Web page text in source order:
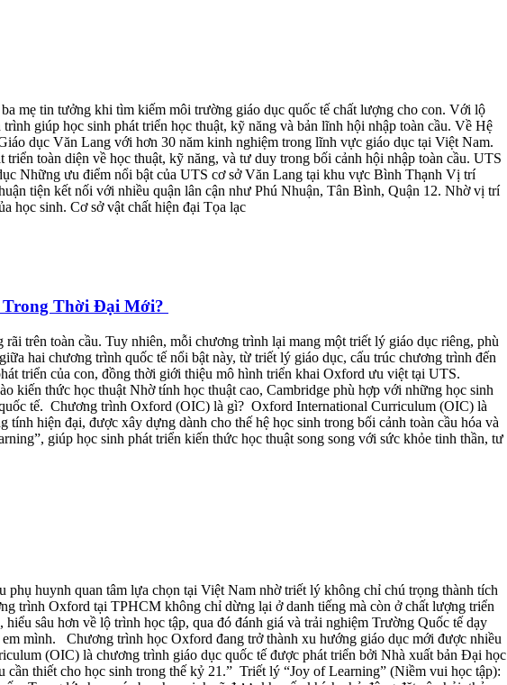
mẹ tin tưởng khi tìm kiếm môi trường giáo dục quốc tế chất lượng cho con. Với lộ
giúp học sinh phát triển học thuật, kỹ năng và bản lĩnh hội nhập toàn cầu. Về Hệ
dục Văn Lang với hơn 30 năm kinh nghiệm trong lĩnh vực giáo dục tại Việt Nam.
toàn diện về học thuật, kỹ năng, và tư duy trong bối cảnh hội nhập toàn cầu. UTS
Những ưu điểm nổi bật của UTS cơ sở Văn Lang tại khu vực Bình Thạnh Vị trí
tiện kết nối với nhiều quận lân cận như Phú Nhuận, Tân Bình, Quận 12. Nhờ vị trí
học sinh. Cơ sở vật chất hiện đại Tọa lạc
Trong Thời Đại Mới?
trên toàn cầu. Tuy nhiên, mỗi chương trình lại mang một triết lý giáo dục riêng, phù
hai chương trình quốc tế nổi bật này, từ triết lý giáo dục, cấu trúc chương trình đến
triển của con, đồng thời giới thiệu mô hình triển khai Oxford ưu việt tại UTS.
thức học thuật Nhờ tính học thuật cao, Cambridge phù hợp với những học sinh
tế. Chương trình Oxford (OIC) là gì? Oxford International Curriculum (OIC) là
hiện đại, được xây dựng dành cho thế hệ học sinh trong bối cảnh toàn cầu hóa và
giúp học sinh phát triển kiến thức học thuật song song với sức khỏe tinh thần, tư
huynh quan tâm lựa chọn tại Việt Nam nhờ triết lý không chỉ chú trọng thành tích
trình Oxford tại TPHCM không chỉ dừng lại ở danh tiếng mà còn ở chất lượng triển
sâu hơn về lộ trình học tập, qua đó đánh giá và trải nghiệm Trường Quốc tế dạy
mình. Chương trình học Oxford đang trở thành xu hướng giáo dục mới được nhiều
(OIC) là chương trình giáo dục quốc tế được phát triển bởi Nhà xuất bản Đại học
thiết cho học sinh trong thế kỷ 21.” Triết lý “Joy of Learning” (Niềm vui học tập):